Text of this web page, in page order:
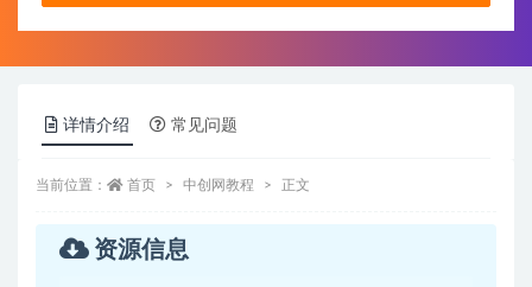
详情介绍 常见问题
当前位置： 首页 中创网教程 正文
资源信息